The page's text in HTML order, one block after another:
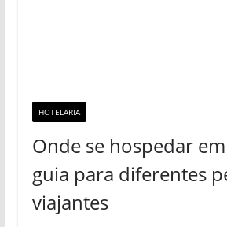
HOTELARIA
Onde se hospedar
guia para diferentes